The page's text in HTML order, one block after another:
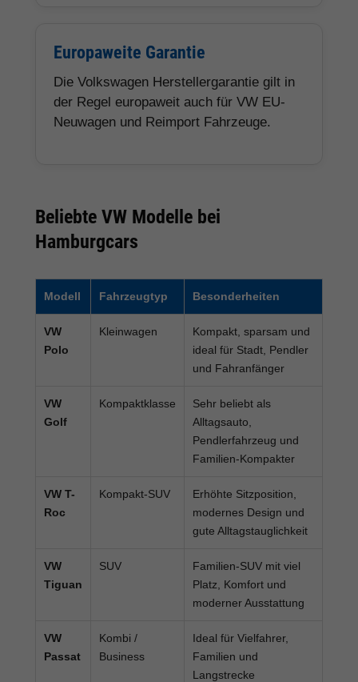
Europaweite Garantie
Die Volkswagen Herstellergarantie gilt in
der Regel europaweit auch für VW EU-
Neuwagen und Reimport Fahrzeuge.
Beliebte VW Modelle bei
Hamburgcars
Modell Fahrzeugtyp Besonderheiten
VW
Polo
Kleinwagen
Kompakt, sparsam und
ideal für Stadt, Pendler
und Fahranfänger
VW
Golf
Kompaktklasse
Sehr beliebt als
Alltagsauto,
Pendlerfahrzeug und
Familien-Kompakter
VW T-
Roc
Kompakt-SUV
Erhöhte Sitzposition,
modernes Design und
gute Alltagstauglichkeit
VW
Tiguan
SUV
Familien-SUV mit viel
Platz, Komfort und
moderner Ausstattung
VW
Passat
Kombi /
Business
Ideal für Vielfahrer,
Familien und
Langstrecke